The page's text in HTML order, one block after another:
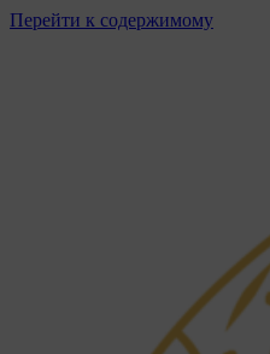
Перейти к содержимому